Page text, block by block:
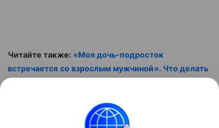
Читайте также: «Моя дочь-подросток
встречается со взрослым мужчиной». Что делать
Контент недоступен